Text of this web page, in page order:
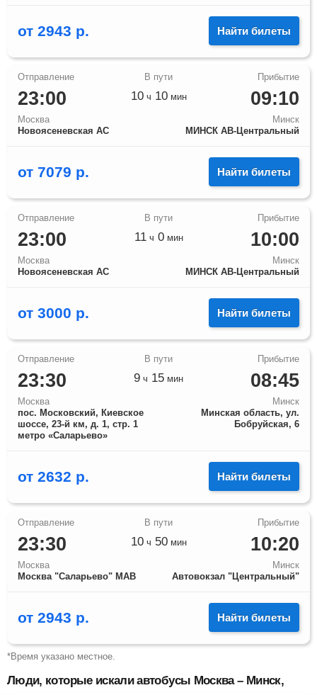
от 2943 р. Найти билеты
23:00
Москва
Новоясеневская АС
09:10
Минск
МИНСК АВ-Центральный
10ч 10мин
от 7079 р. Найти билеты
23:00
Москва
Новоясеневская АС
10:00
Минск
МИНСК АВ-Центральный
11ч 0мин
от 3000 р. Найти билеты
23:30
Москва
пос. Московский, Киевское
шоссе, 23-й км, д. 1, стр. 1
метро «Саларьево»
08:45
Минск
Минская область, ул.
Бобруйская, 6
9 ч 15 мин
от 2632 р. Найти билеты
23:30
Москва
Москва "Саларьево" МАВ
10:20
Минск
Автовокзал "Центральный"
10ч 50мин
от 2943 р. Найти билеты
*Время указано местное.
Люди, которые искали автобусы Москва – Минск,